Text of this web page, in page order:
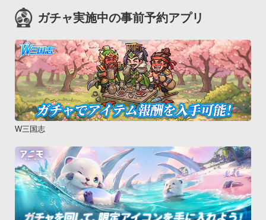
ガチャ実施中の事前予約アプリ
W三国志